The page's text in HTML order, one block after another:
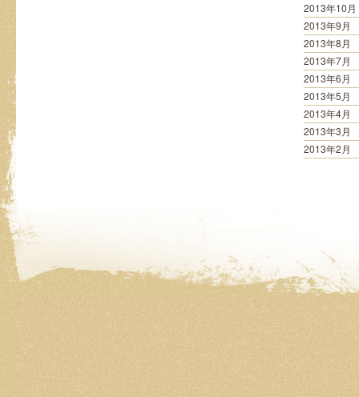
2013年10月
2013年9月
2013年8月
2013年7月
2013年6月
2013年5月
2013年4月
2013年3月
2013年2月